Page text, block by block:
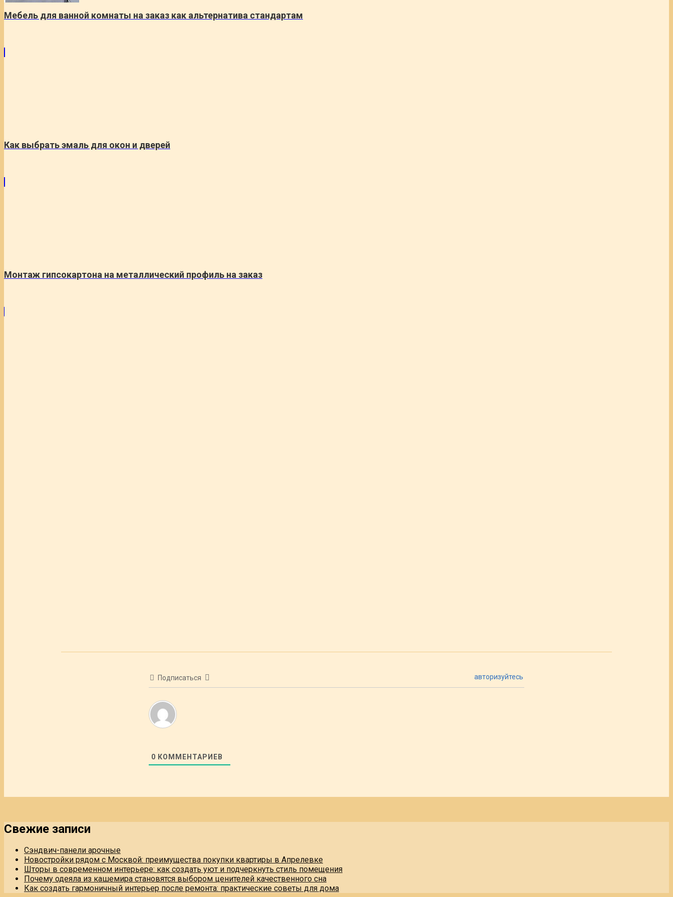
Мебель для ванной комнаты на заказ как альтернатива стандартам
Как выбрать эмаль для окон и дверей
Монтаж гипсокартона на металлический профиль на заказ
Подписаться авторизуйтесь
0 КОММЕНТАРИЕВ
Свежие записи
Сэндвич-панели арочные
Новостройки рядом с Москвой: преимущества покупки квартиры в Апрелевке
Шторы в современном интерьере: как создать уют и подчеркнуть стиль помещения
Почему одеяла из кашемира становятся выбором ценителей качественного сна
Как создать гармоничный интерьер после ремонта: практические советы для дома